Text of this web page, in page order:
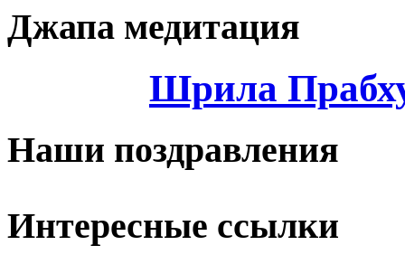
Джапа медитация
Шрила
Наши поздравления
Интересные ссылки